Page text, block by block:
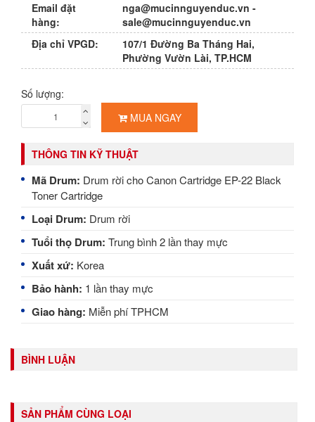
Email đặt
hàng:
nga@mucinnguyenduc.vn -
sale@mucinnguyenduc.vn
Địa chỉ VPGD:
107/1 Đường Ba Tháng Hai,
Phường Vườn Lài, TP.HCM
Số lượng:
MUA NGAY
THÔNG TIN KỸ THUẬT
Mã Drum: Drum rời cho Canon Cartridge EP-22 Black
Toner Cartridge
Loại Drum: Drum rời
Tuổi thọ Drum: Trung bình 2 lần thay mực
Xuất xứ: Korea
Bảo hành: 1 lần thay mực
Giao hàng: Miễn phí TPHCM
BÌNH LUẬN
SẢN PHẨM CÙNG LOẠI